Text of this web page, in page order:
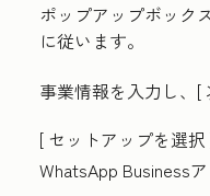
ポップアップボック
に従います。
事業情報を入力し、[
[ セットアップを選択
WhatsApp Business